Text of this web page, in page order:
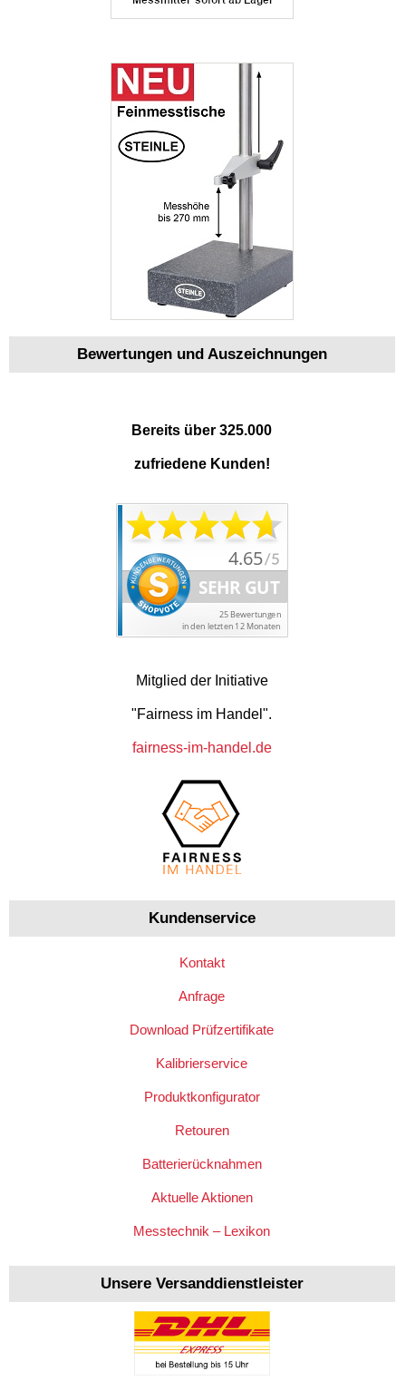
Bewertungen und Auszeichnungen
Bereits über 325.000
zufriedene Kunden!
Mitglied der Initiative
"Fairness im Handel".
fairness-im-handel.de
Kundenservice
Kontakt
Anfrage
Download Prüfzertifikate
Kalibrierservice
Produktkonfigurator
Retouren
Batterierücknahmen
Aktuelle Aktionen
Messtechnik – Lexikon
Unsere Versanddienstleister